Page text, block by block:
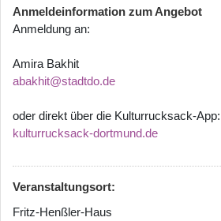
Anmeldeinformation zum Angebot
Anmeldung an:
Amira Bakhit
abakhit@stadtdo.de
oder direkt über die Kulturrucksack-App:
kulturrucksack-dortmund.de
Veranstaltungsort:
Fritz-Henßler-Haus